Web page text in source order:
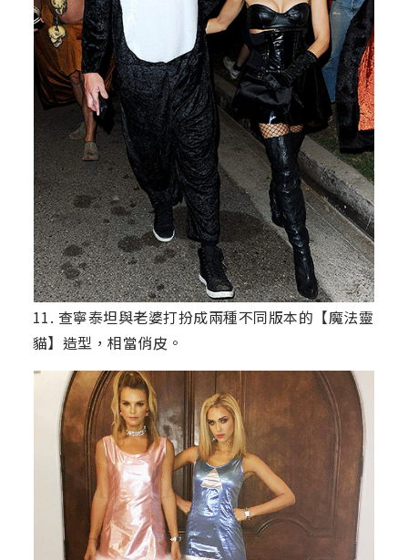
11. 查寧泰坦與老婆打扮成兩種不同版本的【魔法靈
貓】造型，相當俏皮。